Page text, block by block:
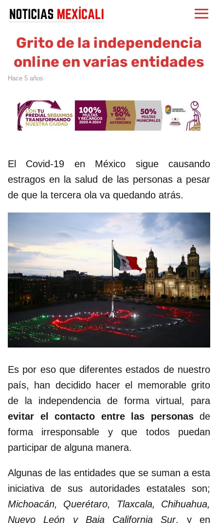
Grito de la independencia
online en varias entidades
hace 5 años
El Covid-19 en México sigue causando
estragos en la salud de las personas a pesar
de que la tercera ola va quedando atrás.
Es por eso que diferentes estados de nuestro
país, han decidido hacer el memorable grito
de la independencia de forma virtual, para
evitar el contacto entre las personasde
forma irresponsable y que todos puedan
participar de alguna manera.
Algunas de las entidades que se suman a esta
iniciativa de sus autoridades estatales son;
Michoacán, Querétaro, Tlaxcala, Chihuahua,
Nuevo León y Baja California Sur, y en